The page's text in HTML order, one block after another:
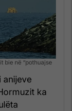
bie në “pothuajse
anijeve
ka